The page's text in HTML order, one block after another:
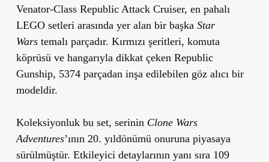
Venator-Class Republic Attack Cruiser, en pahalı
LEGO setleri arasında yer alan bir başka Star
Warstemalı parçadır. Kırmızı şeritleri, komuta
köprüsü ve hangarıyla dikkat çeken Republic
Gunship, 5374 parçadan inşa edilebilen göz alıcı bir
modeldir.
Koleksiyonluk bu set, serinin Clone Wars
Adventures’ının 20. yıldönümü onuruna piyasaya
sürülmüştür. Etkileyici detaylarının yanı sıra 109